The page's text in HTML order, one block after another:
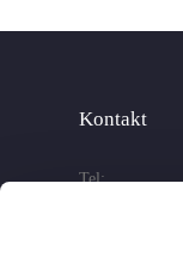
Kontakt
Tel: